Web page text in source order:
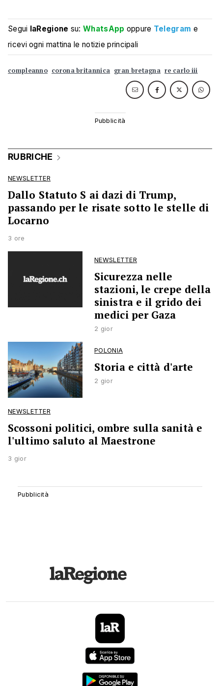
Segui laRegione su:WhatsApp oppure Telegram e
ricevi ogni mattina le notizie principali
compleanno corona britannica gran bretagna re carlo iii
RUBRICHE
NEWSLETTER
Dallo Statuto S ai dazi di Trump,
passando per le risate sotto le stelle di
Locarno
3 ore
NEWSLETTER
Sicurezza nelle
stazioni, le crepe della
sinistra e il grido dei
medici per Gaza
2 gior
POLONIA
Storia e città d'arte
2 gior
NEWSLETTER
Scossoni politici, ombre sulla sanità e
l'ultimo saluto al Maestrone
3 gior